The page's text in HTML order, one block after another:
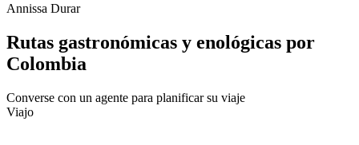
Annissa Durar
Rutas gastronómicas y enológicas por
Colombia
Converse con un agente para planificar su viaje
Viajo